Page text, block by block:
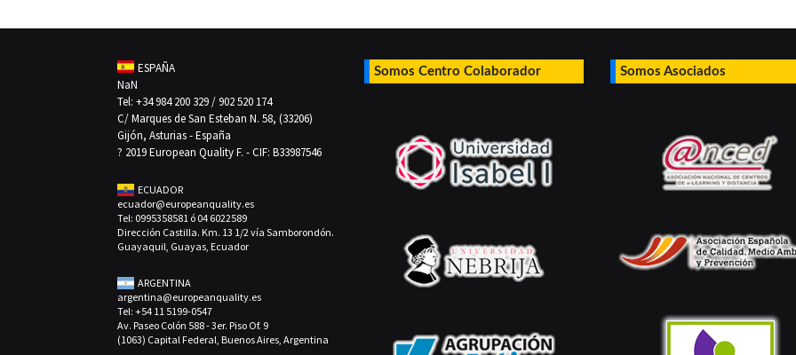
ESPAÑA
NaN
Tel: +34 984 200 329 / 902 520 174
C/ Marques de San Esteban N. 58, (33206)
Gijón, Asturias - España
? 2019 European Quality F. - CIF: B33987546
ECUADOR
ecuador@europeanquality.es
Tel: 0995358581 ó 04 6022589
Dirección Castilla. Km. 13 1/2 vía Samborondón.
Guayaquil, Guayas, Ecuador
ARGENTINA
argentina@europeanquality.es
Tel: +54 11 5199-0547
Av. Paseo Colón 588 - 3er. Piso Of. 9
(1063) Capital Federal, Buenos Aires, Argentina
Somos Centro Colaborador Somos Asociados